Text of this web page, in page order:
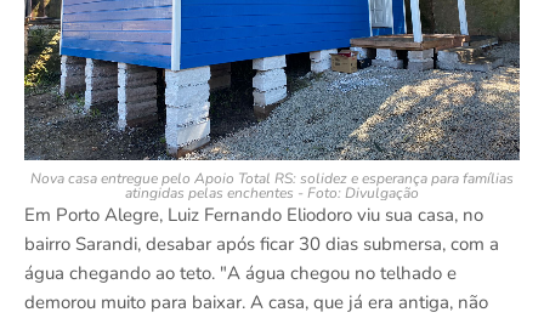
Nova casa entregue pelo Apoio Total RS: solidez e esperança para famílias
atingidas pelas enchentes - Foto: Divulgação
Em Porto Alegre, Luiz Fernando Eliodoro viu sua casa, no
bairro Sarandi, desabar após ficar 30 dias submersa, com a
água chegando ao teto. "A água chegou no telhado e
demorou muito para baixar. A casa, que já era antiga, não